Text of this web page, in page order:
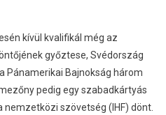
kívül kvalifikál még az
győztese, Svédország
Pánamerikai Bajnokság három
pedig egy szabadkártyás
szövetség (IHF) dönt.